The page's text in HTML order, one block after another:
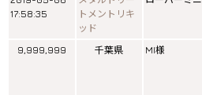
17:58:35
トメントリキ
ッド
9,999,999 千葉県 MI様